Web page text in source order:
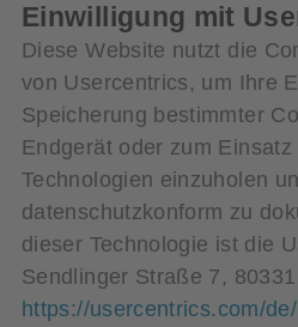
Einwilligung mit
Diese Website nutzt die
von Usercentrics, um Ihre
Speicherung bestimmter
Endgerät oder zum
Technologien einzuholen
datenschutzkonform zu
dieser Technologie ist die
Sendlinger Straße 7,
https://usercentrics.com/de/